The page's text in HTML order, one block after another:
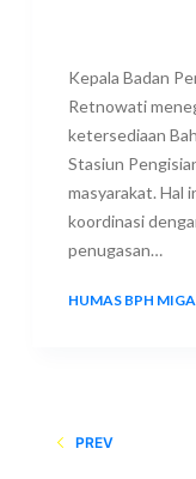
Kepala Badan
Retnowati
ketersediaan
Stasiun
masyarakat. Hal
koordinasi
penugasan…
HUMAS BPH
PREV